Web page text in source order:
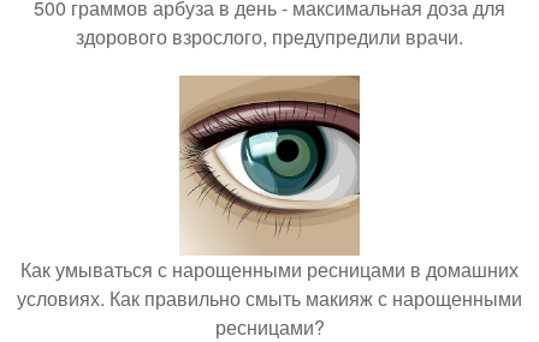
500 граммов арбуза в день - максимальная доза для
здорового взрослого, предупредили врачи.
Как умываться с нарощенными ресницами в домашних
условиях. Как правильно смыть макияж с нарощенными
ресницами?